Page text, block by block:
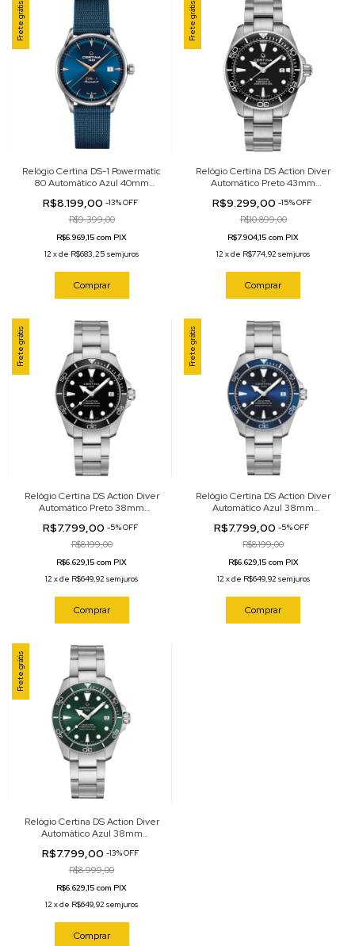
Frete grátis
Relógio Certina DS-1 Powermatic
80 Automático Azul 40mm
R$8.199,00 -13%OFF
R$9.399,00
R$6.969,15 com PIX
12 xde R$683,25 sem juros
Comprar
Frete grátis
Relógio Certina DS Action Diver
Automático Preto 43mm
R$9.299,00 -15%OFF
R$10.899,00
R$7.904,15 com PIX
12 xde R$774,92 sem juros
Comprar
Frete grátis
Relógio Certina DS Action Diver
Automático Preto 38mm
R$7.799,00 -5%OFF
R$8.199,00
R$6.629,15 com PIX
12 xde R$649,92 sem juros
Comprar
Frete grátis
Relógio Certina DS Action Diver
Automático Azul 38mm
R$7.799,00-5%OFF
R$8.199,00
R$6.629,15 com PIX
12 xde R$649,92 sem juros
Comprar
Frete grátis
Relógio Certina DS Action Diver
Automático Azul 38mm
R$7.799,00 -13%OFF
R$8.999,00
R$6.629,15 com PIX
12 xde R$649,92 sem juros
Comprar